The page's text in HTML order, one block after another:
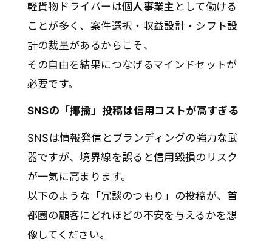
軽貨物ドライバーは個人事業主 として働ける
ことが多く、案件選択・収益設計・シフト設
計の裁量があるからこそ、
その自由を結果につなげるマインドセットが
必要です。
SNSの「揶揄」投稿は信用コストが高すぎる
SNSは情報発信とブランディングの強力な武
器ですが、境界線を誤ると信用毀損のリスク
が一気に高まります。
以下のような「冗談のつもり」の投稿が、首
都圏の顧客にどれほどの不安を与えるかを想
像してください。